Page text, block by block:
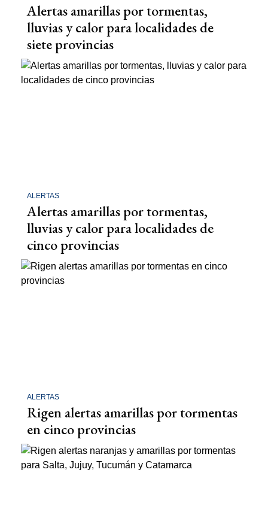
Alertas amarillas por tormentas,
lluvias y calor para localidades de
siete provincias
ALERTAS
Alertas amarillas por tormentas,
lluvias y calor para localidades de
cinco provincias
ALERTAS
Rigen alertas amarillas por tormentas
en cinco provincias